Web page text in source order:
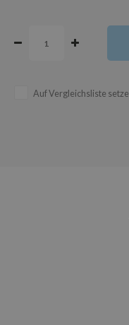
Auf Vergleichsliste